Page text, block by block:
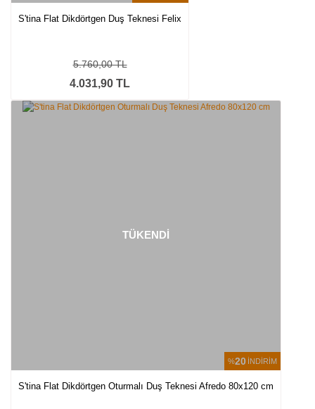
S'tina Flat Dikdörtgen Duş Teknesi Felix
4.031,90 TL
5.760,00 TL
%20 İNDİRİM
TÜKENDİ
S'tina Flat Dikdörtgen Oturmalı Duş Teknesi Afredo 80x120 cm